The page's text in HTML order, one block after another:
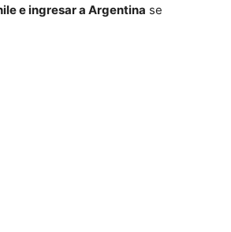
e ingresar a Argentina se